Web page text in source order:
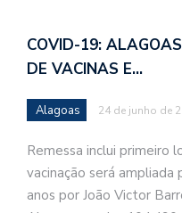
COVID-19:
DE VACINAS E…
Alagoas 24 de junho de
Remessa inclui primeiro
vacinação será
anos por João Victor